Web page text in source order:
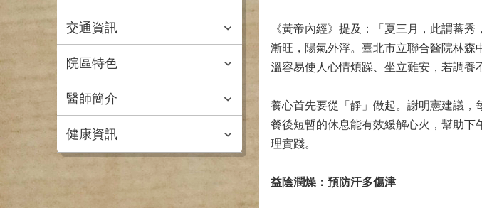
交通資訊
院區特色
醫師簡介
健康資訊
《黃帝內經》提及：「夏三月，此謂蕃
漸旺，陽氣外浮。臺北市立聯合醫院林
溫容易使人心情煩躁、坐立難安，若調養
養心首先要從「靜」做起。謝明憲建議
餐後短暫的休息能有效緩解心火，幫助
理實踐。
益陰潤燥：預防汗多傷津